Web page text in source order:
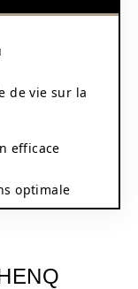
de vie sur la
efficace
optimale